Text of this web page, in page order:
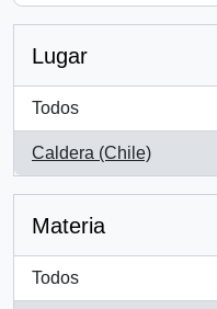
Lugar
Todos
Caldera (Chile)
, 1 resultados
Materia
Todos